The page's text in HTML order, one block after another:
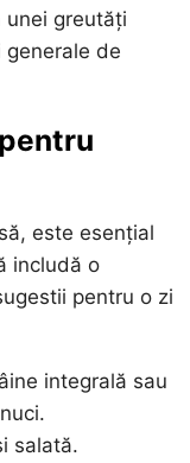
unei greutăți
de
este esențial
includă o
pentru o zi
integrală sau
salată.